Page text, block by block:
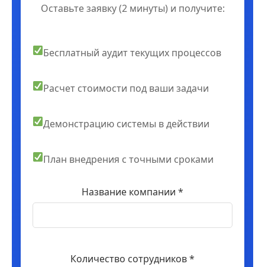
Оставьте заявку (2 минуты) и получите:
Бесплатный аудит текущих процессов
Расчет стоимости под ваши задачи
Демонстрацию системы в действии
План внедрения с точными сроками
Название компании *
Количество сотрудников *